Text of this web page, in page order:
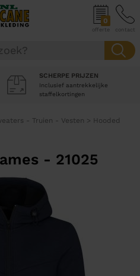
0
offerte contact
SCHERPE PRIJZEN
Inclusief aantrekkelijke
staffelkortingen
- Truien - Vesten >
Hooded
- 21025